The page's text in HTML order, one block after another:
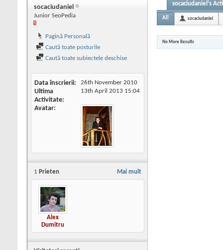
socaciudaniel
Junior SeoPedia
Pagină Personală
Caută toate posturile
Caută toate subiectele deschise
Data înscrierii 26th November 2010
Ultima
Activitate
13th April 2013 15:04
Avatar
Mai mult
1 Prieten
Alex
Dumitru
socaciudaniel's
All socaciudaniel
No More Results